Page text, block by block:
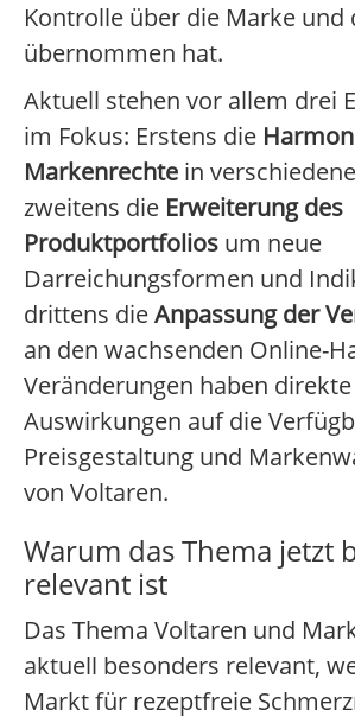
Kontrolle über die Marke und
übernommen hat.
Aktuell stehen vor allem drei
im Fokus: Erstens die
Markenrechte in
zweitens die Erweiterung des
Produktportfolios um neue
Darreichungsformen und
drittens dieAnpassung der
an den wachsenden Online-
Veränderungen haben direkte
Auswirkungen auf die
Preisgestaltung und
von Voltaren.
Warum das Thema jetzt
relevant ist
Das Thema Voltaren und
aktuell besonders relevant,
Markt für rezeptfreie